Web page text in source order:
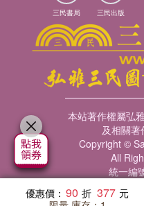
優惠價： 90 377
三民書局 三民出版
本站著作權屬弘
及相關
Copyright ©
All
統一編